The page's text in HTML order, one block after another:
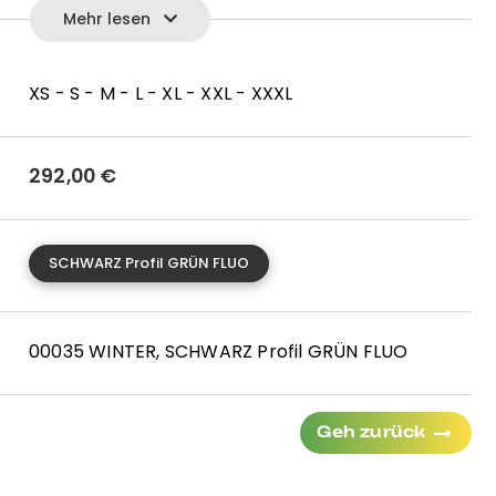
für bessere Sichtbarkeit
Druckknöpfen
in Italien, YKK ® Reißverschluss
Mehr lesen
XS - S - M - L - XL - XXL - XXXL
292,00 €
SCHWARZ Profil GRÜN FLUO
00035 WINTER, SCHWARZ Profil GRÜN FLUO
Geh zurück